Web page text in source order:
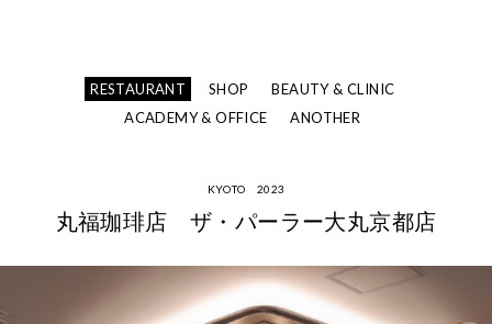
RESTAURANT SHOP
BEAUTY & CLINIC
ACADEMY & OFFICE
ANOTHER
KYOTO 2023
丸福珈琲店 ザ・パーラー大丸京都店